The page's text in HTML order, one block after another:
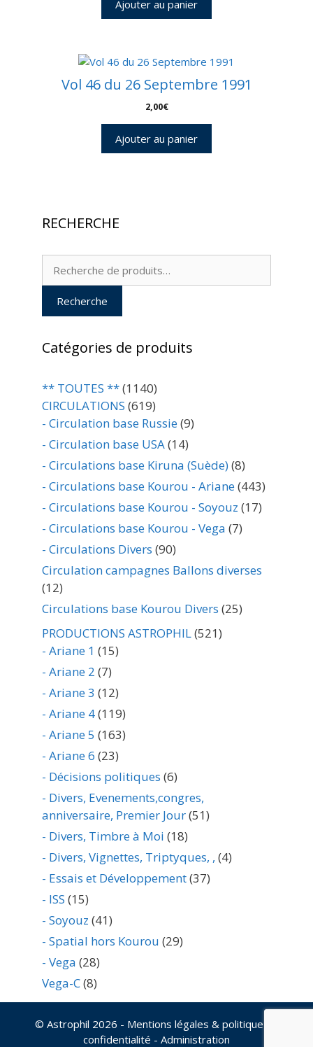
Ajouter au panier
Vol 46 du 26 Septembre 1991
2,00€
Ajouter au panier
RECHERCHE
Recherche
Recherche
Catégories de produits
** TOUTES **(1140)
CIRCULATIONS (619)
- Circulation base Russie(9)
- Circulation base USA(14)
- Circulations base Kiruna (Suède)(8)
- Circulations base Kourou - Ariane(443)
- Circulations base Kourou - Soyouz (17)
- Circulations base Kourou - Vega (7)
- Circulations Divers (90)
Circulation campagnes Ballons diverses
(12)
Circulations base Kourou Divers (25)
PRODUCTIONS ASTROPHIL(521)
- Ariane 1 (15)
- Ariane 2 (7)
- Ariane 3 (12)
- Ariane 4(119)
- Ariane 5 (163)
- Ariane 6 (23)
- Décisions politiques (6)
- Divers, Evenements,congres,
anniversaire, Premier Jour(51)
- Divers, Timbre à Moi (18)
- Divers, Vignettes, Triptyques, , (4)
- Essais et Développement(37)
- ISS (15)
- Soyouz (41)
- Spatial hors Kourou (29)
- Vega (28)
Vega-C(8)
© Astrophil 2026 - Mentions légales & politique de
confidentialité - Administration